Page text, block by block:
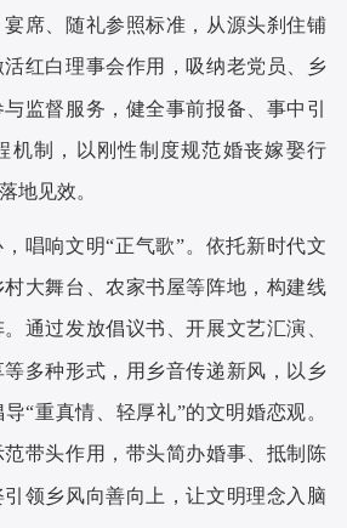
席、随礼参照标准，从源头刹住铺
红白理事会作用，吸纳老党员、乡
监督服务，健全事前报备、事中引
机制，以刚性制度规范婚丧嫁娶行
地见效。
唱响文明“正气歌”。 依托新时代文
大舞台、农家书屋等阵地，构建线
通过发放倡议书、开展文艺汇演、
多种形式，用乡音传递新风，以乡
导“重真情、轻厚礼”的文明婚恋观。
带头作用，带头简办婚事、抵制陈
领乡风向善向上，让文明理念入脑